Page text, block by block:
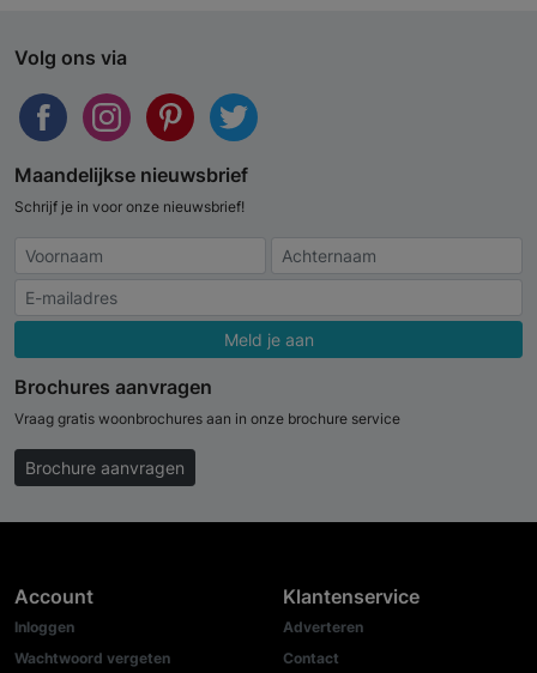
Volg ons via
Maandelijkse nieuwsbrief
Schrijf je in voor onze nieuwsbrief!
Meld je aan
Brochures aanvragen
Vraag gratis woonbrochures aan in onze brochure service
Brochure aanvragen
Account
Inloggen
Wachtwoord vergeten
Klantenservice
Adverteren
Contact